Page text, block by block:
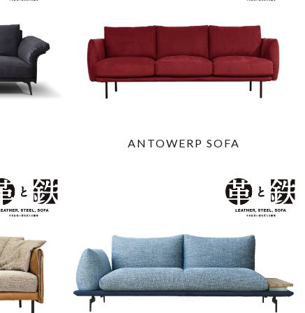
ANTOWERP SOFA